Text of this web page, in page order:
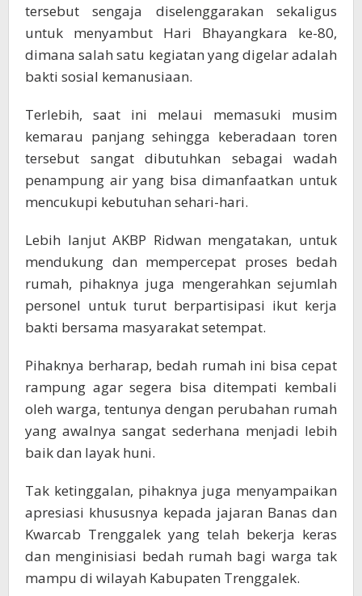
tersebut sengaja diselenggarakan sekaligus
untuk menyambut Hari Bhayangkara ke-80,
dimana salah satu kegiatan yang digelar adalah
bakti sosial kemanusiaan.
Terlebih, saat ini melaui memasuki musim
kemarau panjang sehingga keberadaan toren
tersebut sangat dibutuhkan sebagai wadah
penampung air yang bisa dimanfaatkan untuk
mencukupi kebutuhan sehari-hari.
Lebih lanjut AKBP Ridwan mengatakan, untuk
mendukung dan mempercepat proses bedah
rumah, pihaknya juga mengerahkan sejumlah
personel untuk turut berpartisipasi ikut kerja
bakti bersama masyarakat setempat.
Pihaknya berharap, bedah rumah ini bisa cepat
rampung agar segera bisa ditempati kembali
oleh warga, tentunya dengan perubahan rumah
yang awalnya sangat sederhana menjadi lebih
baik dan layak huni.
Tak ketinggalan, pihaknya juga menyampaikan
apresiasi khususnya kepada jajaran Banas dan
Kwarcab Trenggalek yang telah bekerja keras
dan menginisiasi bedah rumah bagi warga tak
mampu di wilayah Kabupaten Trenggalek.